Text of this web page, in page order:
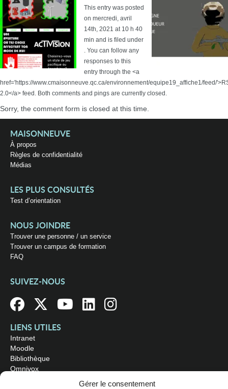
Gérer le consentement
This entry was posted
on mercredi, avril
14th, 2021 at 10 h 40
min and is filed under
. You can follow any
responses to this
entry through the <a
href='https://www.cmaisonneuve.qc.ca/environnement/equipe19_affiche1/feed/
2.0</a> feed. Both comments and pings are currently closed.
Sorry, the comment form is closed at this time.
MAISONNEUVE
À propos
Règles de confidentialité
Médias
LES PLUS CONSULTÉS
Test d’orientation
NOUS JOINDRE
Trouver une personne / un service
Trouver un campus de formation
FAQ
SUIVEZ-NOUS
LIENS UTILES
Intranet
Moodle
Bibliothèque
Omnivox